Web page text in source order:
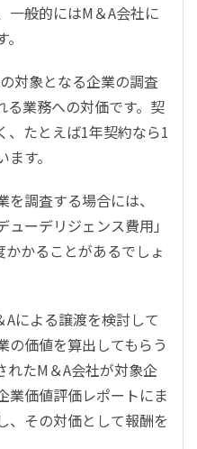
一般的にはM＆A会社に
対象となる企業の調査
る業務への対価です。契
、たとえば1年契約なら1
す。
調査する場合には、
ューデリジェンス費用」
かることがあるでしょ
による譲渡を検討して
の価値を算出してもらう
れたM＆A会社が対象企
業価値評価レポートにま
、その対価として報酬を